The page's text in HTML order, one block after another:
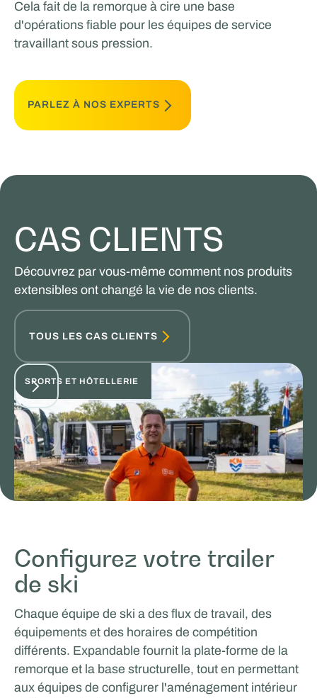
Cela fait de la remorque à cire une base
d'opérations fiable pour les équipes de service
travaillant sous pression.
PARLEZ À NOS EXPERTS
CAS CLIENTS
Découvrez par vous-même comment nos produits
extensibles ont changé la vie de nos clients.
TOUS LES CAS CLIENTS
SPORTS ET HÔTELLERIE
KNVM TeamNL
Configurez votre trailer
de ski
Chaque équipe de ski a des flux de travail, des
équipements et des horaires de compétition
différents. Expandable fournit la plate-forme de la
remorque et la base structurelle, tout en permettant
aux équipes de configurer l'aménagement intérieur